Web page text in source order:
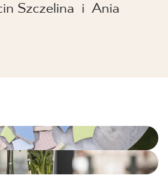
Szczelina i Ania